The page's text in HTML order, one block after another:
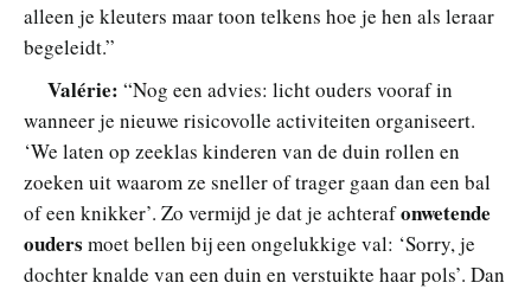
alleen je kleuters maar toon telkens hoe je hen als leraar
begeleidt.”
Valérie: “Nog een advies: licht ouders vooraf in
wanneer je nieuwe risicovolle activiteiten organiseert.
‘We laten op zeeklas kinderen van de duin rollen en
zoeken uit waarom ze sneller of trager gaan dan een bal
of een knikker’. Zo vermijd je dat je achterafonwetende
ouders moet bellen bij een ongelukkige val: ‘Sorry, je
dochter knalde van een duin en verstuikte haar pols’. Dan